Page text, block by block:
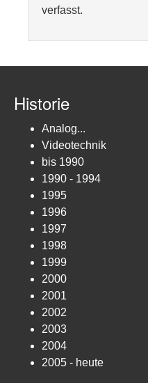
verfasst.
Historie
Analog...
Videotechnik
bis 1990
1990 - 1994
1995
1996
1997
1998
1999
2000
2001
2002
2003
2004
2005 - heute